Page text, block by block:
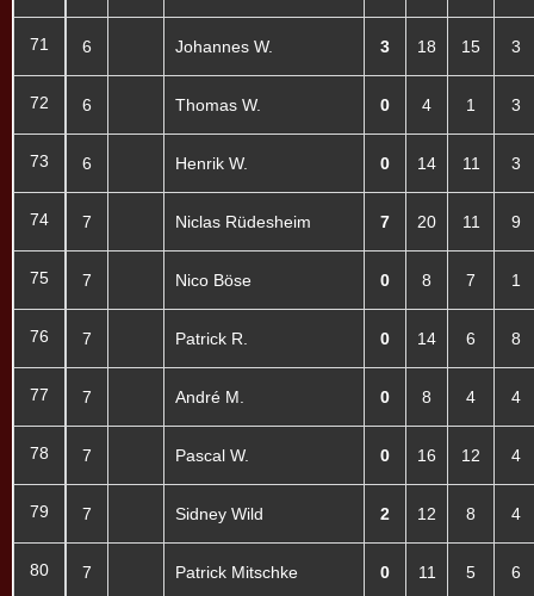
71
72
73
74
75
76
77
78
79
80
6 Johannes W. 3 18 15 3
6 Thomas W. 0 4 1 3
6 Henrik W. 0 14 11 3
7 Niclas Rüdesheim 7 20 11 9
7 Nico Böse 0 8 7 1
7 Patrick R. 0 14 6 8
7 André M. 0 8 4 4
7 Pascal W. 0 16 12 4
7 Sidney Wild 2 12 8 4
7 Patrick Mitschke 0 11 5 6